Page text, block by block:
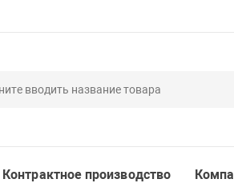
Контрактное производство